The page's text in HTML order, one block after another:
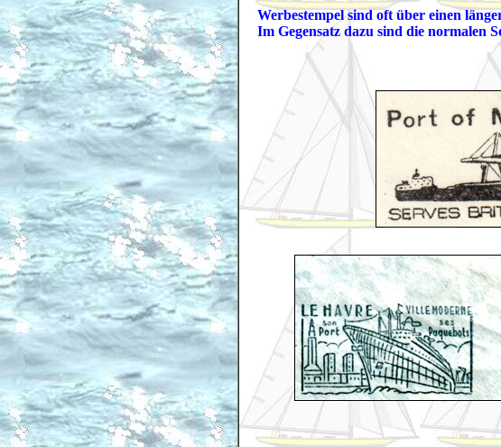
Werbestempel sind oft über einen
Im Gegensatz dazu sind die normalen